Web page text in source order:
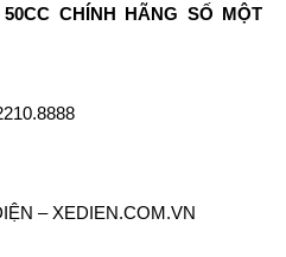
CHÍNH HÃNG SỐ MỘT
– XEDIEN.COM.VN